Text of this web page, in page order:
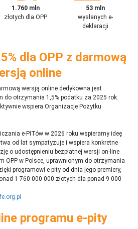
1.760 mln
złotych dla OPP
53 mln
wysłanych e-
deklaracji
dla OPP z darmową
online
wersją online dedykowna jest
do otrzymania 1,5% podatku za 2025 rok.
wspiera Organizacje Pożytku
e-PITów w 2026 roku wspieramy ideę
od lat sympatyzuje i wspiera konkretne
o udostępnieniu bezpłatnej wersji on-line
OPP w Polsce, uprawnionym do otrzymania
programowi e-pity od dnia jego premiery,
1 760 000 000 złotych dla ponad 9 000
programu e-pity